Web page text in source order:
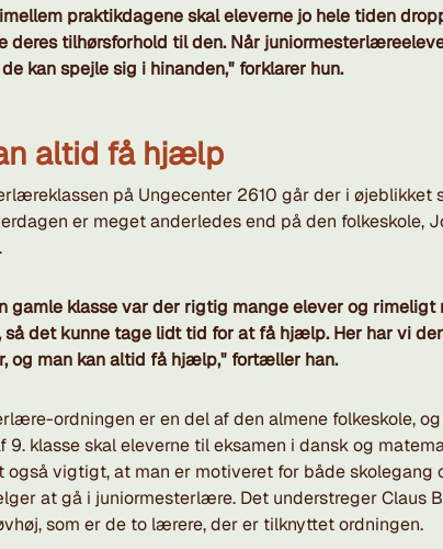
praktikdagene skal eleverne jo hele tiden
deres tilhørsforhold til den. Når
kan spejle sig i hinanden," forklarer hun.
altid få hjælp
på Ungecenter 2610 går der i øjeblikket
er meget anderledes end på den folkeskole,
gamle klasse var der rigtig mange elever og rimeligt
så det kunne tage lidt tid for at få hjælp. Her har vi
og man kan altid få hjælp," fortæller han.
ordningen er en del af den almene folkeskole,
9. klasse skal eleverne til eksamen i dansk og
også vigtigt, at man er motiveret for både skolegang
at gå i juniormesterlære. Det understreger Claus
som er de to lærere, der er tilknyttet ordningen.